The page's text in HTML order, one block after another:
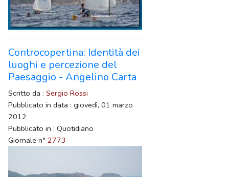
Controcopertina: Identità dei
luoghi e percezione del
Paesaggio - Angelino Carta
Scritto da : Sergio Rossi
Pubblicato in data : giovedì, 01 marzo
2012
Pubblicato in : Quotidiano
Giornale n° 2773